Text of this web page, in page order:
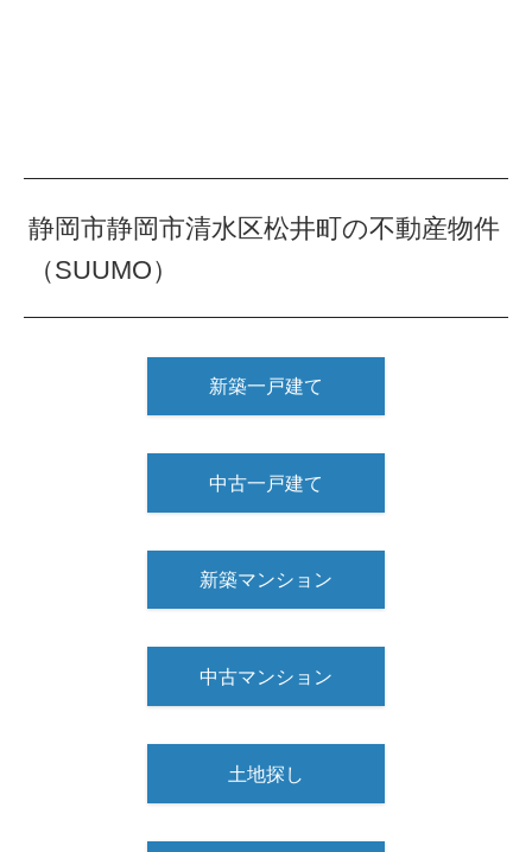
静岡市静岡市清水区松井町の不動産物件
（SUUMO）
新築一戸建て
中古一戸建て
新築マンション
中古マンション
土地探し